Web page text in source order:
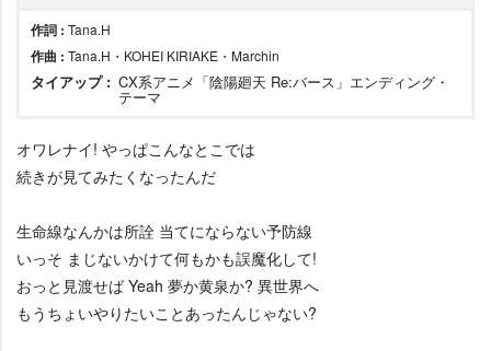
作詞 : Tana.H
作曲 : Tana.H・KOHEI KIRIAKE・Marchin
タイアップ : CX系アニメ「陰陽廻天 Re:バース」エンディング・
テーマ
オワレナイ! やっぱこんなとこでは
続きが見てみたくなったんだ
生命線なんかは所詮 当てにならない予防線
いっそ まじないかけて何もかも誤魔化して!
おっと見渡せば Yeah 夢か黄泉か? 異世界へ
もうちょいやりたいことあったんじゃない?